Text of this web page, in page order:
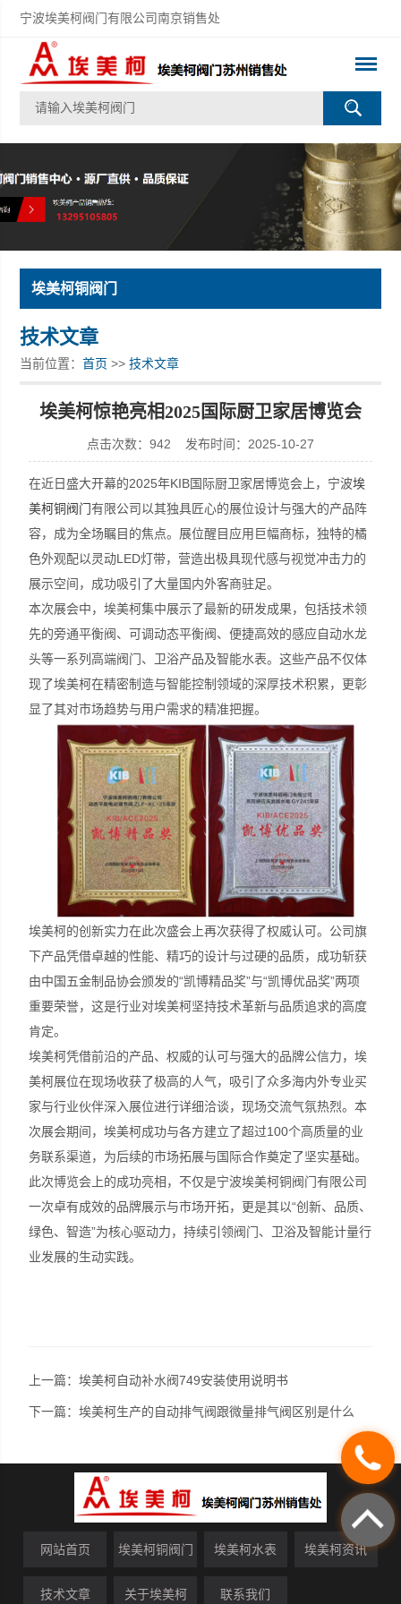
宁波埃美柯阀门有限公司南京销售处
埃美柯铜阀门
技术文章
当前位置：首页 >>技术文章
埃美柯惊艳亮相2025国际厨卫家居博览会
点击次数：942 发布时间：2025-10-27
在近日盛大开幕的2025年KIB国际厨卫家居博览会上，宁波埃
美柯铜阀门有限公司以其独具匠心的展位设计与强大的产品阵
容，成为全场瞩目的焦点。展位醒目应用巨幅商标，独特的橘
色外观配以灵动LED灯带，营造出极具现代感与视觉冲击力的
展示空间，成功吸引了大量国内外客商驻足。
本次展会中，埃美柯集中展示了最新的研发成果，包括技术领
先的旁通平衡阀、可调动态平衡阀、便捷高效的感应自动水龙
头等一系列高端阀门、卫浴产品及智能水表。这些产品不仅体
现了埃美柯在精密制造与智能控制领域的深厚技术积累，更彰
显了其对市场趋势与用户需求的精准把握。
埃美柯的创新实力在此次盛会上再次获得了权威认可。公司旗
下产品凭借卓越的性能、精巧的设计与过硬的品质，成功斩获
由中国五金制品协会颁发的“凯博精品奖”与“凯博优品奖”两项
重要荣誉，这是行业对埃美柯坚持技术革新与品质追求的高度
肯定。
埃美柯凭借前沿的产品、权威的认可与强大的品牌公信力，埃
美柯展位在现场收获了极高的人气，吸引了众多海内外专业买
家与行业伙伴深入展位进行详细洽谈，现场交流气氛热烈。本
次展会期间，埃美柯成功与各方建立了超过100个高质量的业
务联系渠道，为后续的市场拓展与国际合作奠定了坚实基础。
此次博览会上的成功亮相，不仅是宁波埃美柯铜阀门有限公司
一次卓有成效的品牌展示与市场开拓，更是其以“创新、品质、
绿色、智造”为核心驱动力，持续引领阀门、卫浴及智能计量行
业发展的生动实践。
上一篇：埃美柯自动补水阀749安装使用说明书
下一篇：埃美柯生产的自动排气阀跟微量排气阀区别是什么
网站首页 埃美柯铜阀门 埃美柯水表 埃美柯资讯
技术文章 关于埃美柯 联系我们